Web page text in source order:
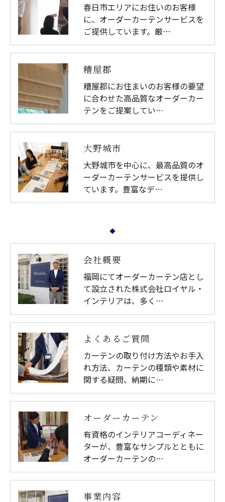
春日市エリアにお住いのお客様
に、オーダーカーテンサービスを
ご提供しています。厳…
糟屋郡
糟屋郡にお住まいのお客様の要望
に合わせた高品質なオーダーカー
テンをご提案してい…
大野城市
大野城市を中心に、最高品質のオ
ーダーカーテンサービスを提供し
ています。豊富なデ…
会社概要
福岡にてオーダーカーテン店とし
て設立された株式会社ロイヤル・
インテリアは、多く…
よくあるご質問
カーテンの取り付け方法やお手入
れ方法、カーテンの種類や素材に
関する疑問、納期に…
オーダーカーテン
有資格のインテリアコーディネー
ターが、豊富なサンプルとともに
オーダーカーテンの…
事業内容